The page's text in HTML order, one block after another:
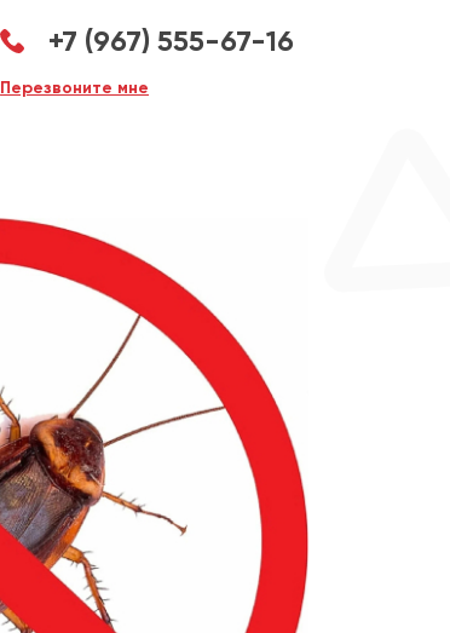
+7 (967) 555-67-16
Перезвоните мне